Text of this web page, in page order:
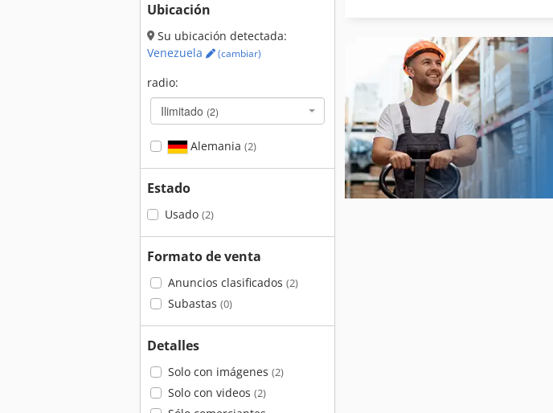
Ubicación
Su ubicación detectada:
Venezuela
(cambiar)
radio:
Ilimitado (2)
Alemania (2)
Estado
Usado (2)
Formato de venta
Anuncios clasificados (2)
Subastas (0)
Detalles
Solo con imágenes (2)
Solo con videos (2)
Dispositivo De Enfriamiento
Equipo De Taller